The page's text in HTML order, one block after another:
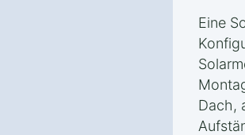
Eine
Dach,